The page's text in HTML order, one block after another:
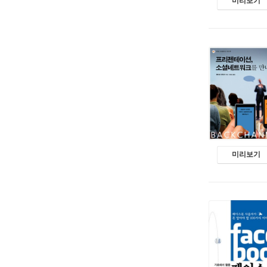
미리보기